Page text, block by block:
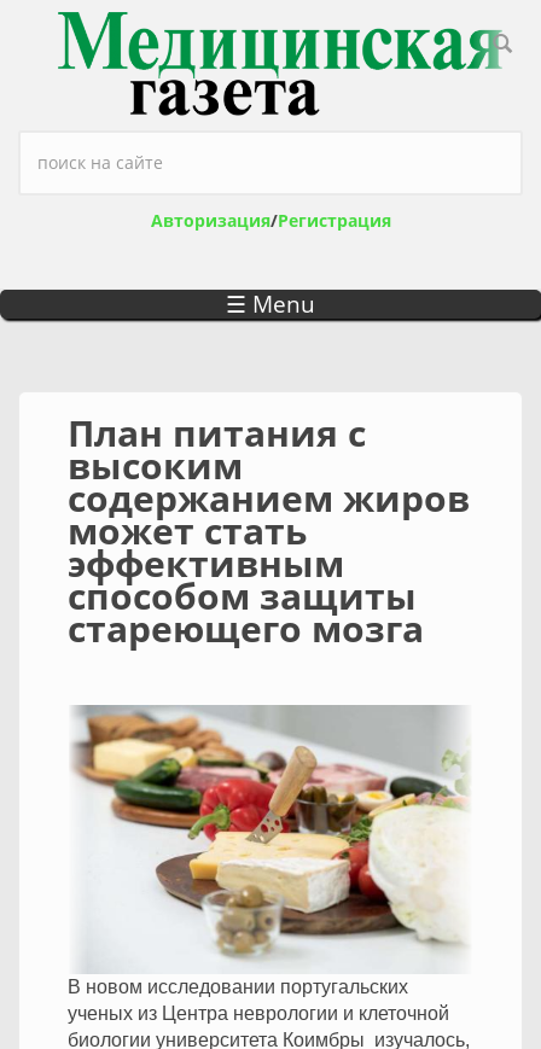
Перейти к основному содержанию
Форма поиска
Авторизация/Регистрация
☰ Menu
План питания с
высоким
содержанием жиров
может стать
эффективным
способом защиты
стареющего мозга
В новом исследовании португальских
ученых из Центра неврологии и клеточной
биологии университета Коимбры изучалось,